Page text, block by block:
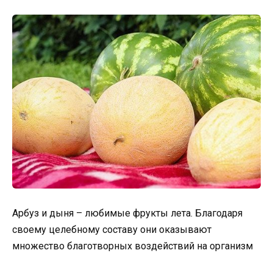
Арбуз и дыня – любимые фрукты лета. Благодаря
своему целебному составу они оказывают
множество благотворных воздействий на организм